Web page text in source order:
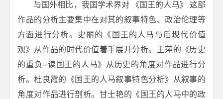
与国外相比，我国学术界对 《国王的人马》 这部
作品的分析主要集中在对其的叙事特色、政治伦理等
方面进行分析。史丽的《国王的人马与后现代价值
观》从作品的时代价值着手展开分析。王萍的《历史
的重负--读国王的人马》从历史的角度对作品进行分
析。杜良霞的《国王的人马叙事特色分析》从叙事的
角度对作品进行剖析。甘士艳的《国王的人马中的政